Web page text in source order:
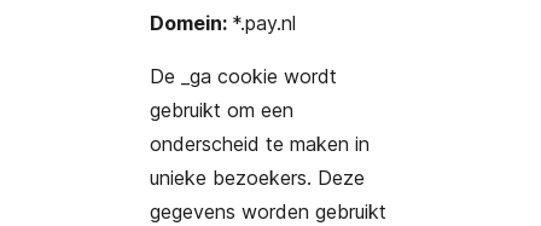
Domein: *.pay.nl
De _ga cookie wordt
gebruikt om een
onderscheid te maken in
unieke bezoekers. Deze
gegevens worden gebruikt